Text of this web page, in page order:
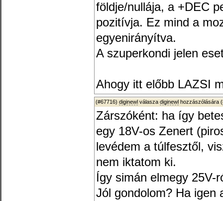
földje/nullája, a +DEC
pozitívja. Ez mind a
egyenirányítva.
A szuperkondi jelen
Ahogy itt előbb LAZSI
(#67716) diginewl válasza diginewl hozzászólására (
Zárszóként: ha így
egy 18V-os Zenert
levédem a túlfesztől,
nem iktatom ki.
Így simán elmegy 25V-
Jól gondolom? Ha igen